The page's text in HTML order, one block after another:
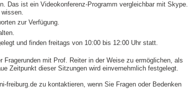
Das ist ein Videokonferenz-Programm vergleichbar mit Skype.
zur Verfügung.
und finden freitags von 10:00 bis 12:00 Uhr statt.
mit Prof. Reiter in der Weise zu ermöglichen, als
Zeitpunkt dieser Sitzungen wird einvernehmlich festgelegt.
freiburg.de zu kontaktieren, wenn Sie Fragen oder Bedenken